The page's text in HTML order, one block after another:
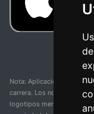
Nota: Aplicación y web no
carrera. Los nombres de
logotipos mencionados